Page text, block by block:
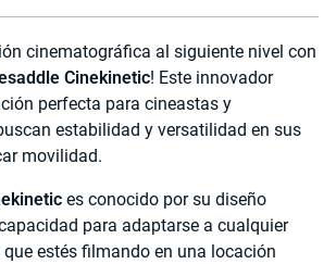
cinematográfica al siguiente nivel con
Cinekinetic! Este innovador
perfecta para cineastas y
estabilidad y versatilidad en sus
movilidad.
es conocido por su diseño
para adaptarse a cualquier
que estés filmando en una locación